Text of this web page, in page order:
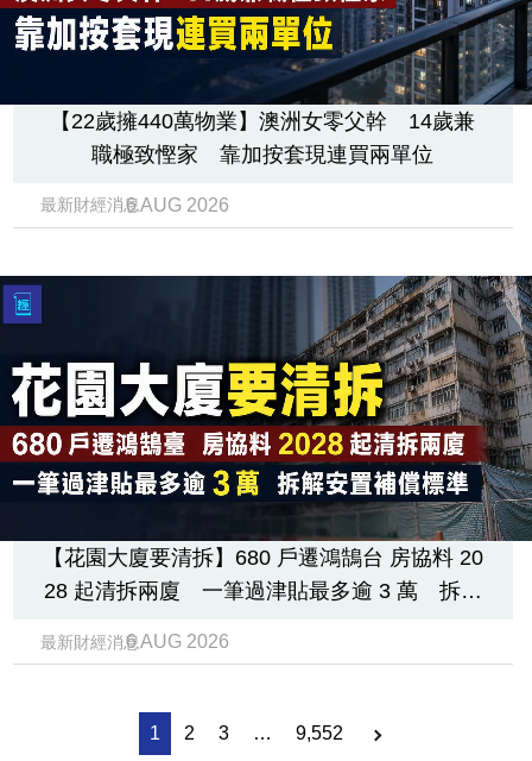
【22歲擁440萬物業】澳洲女零父幹 14歲兼
職極致慳家 靠加按套現連買兩單位
最新財經消息6 AUG 2026
【花園大廈要清拆】680 戶遷鴻鵠台 房協料 20
28 起清拆兩廈 一筆過津貼最多逾 3 萬 拆解
最新財經消息6 AUG 2026
1 2 3 … 9,552